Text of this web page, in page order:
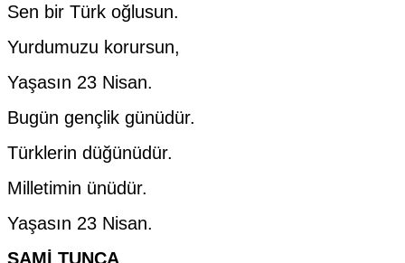
Sen bir Türk oğlusun.
Yurdumuzu korursun,
Yaşasın 23 Nisan.
Bugün gençlik günüdür.
Türklerin düğünüdür.
Milletimin ünüdür.
Yaşasın 23 Nisan.
SAMİ TUNCA